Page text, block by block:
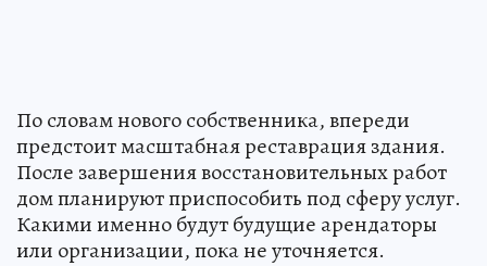
По словам нового собственника, впереди
предстоит масштабная реставрация здания.
После завершения восстановительных работ
дом планируют приспособить под сферу услуг.
Какими именно будут будущие арендаторы
или организации, пока не уточняется.